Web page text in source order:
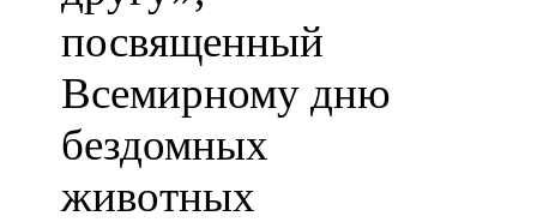
посвященный
Всемирному дню
бездомных
животных